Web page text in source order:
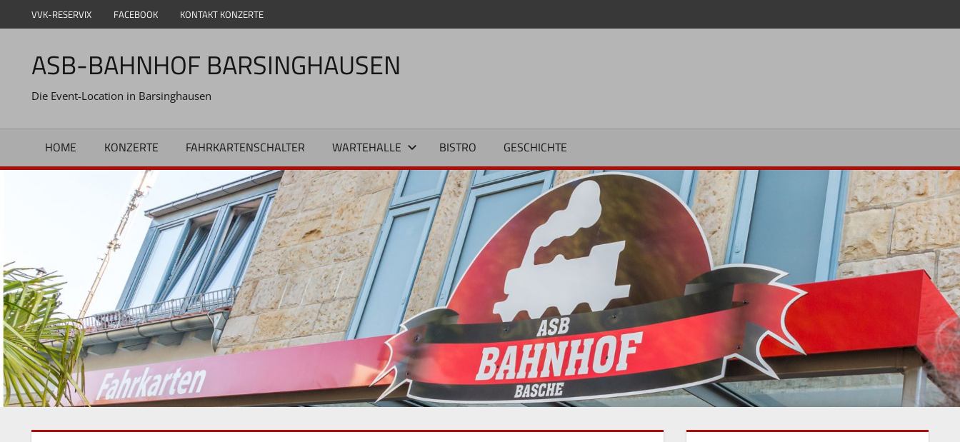
Inhalt
VVK-RESERVIX FACEBOOK KONTAKT KONZERTE
ASB-BAHNHOF BARSINGHAUSEN
Die Event-Location in Barsinghausen
HOME KONZERTE FAHRKARTENSCHALTER WARTEHALLE BISTRO GESCHICHTE